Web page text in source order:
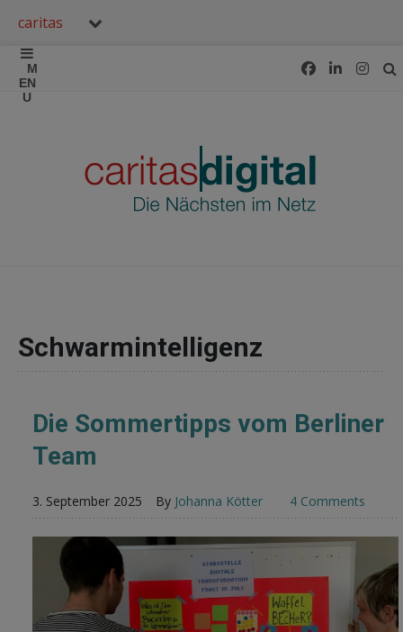
caritas
Schwarmintelligenz
Die Sommertipps vom Berliner
Team
3. September 2025 By Johanna Kötter 4 Comments